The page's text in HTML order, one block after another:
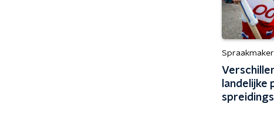
landelijke